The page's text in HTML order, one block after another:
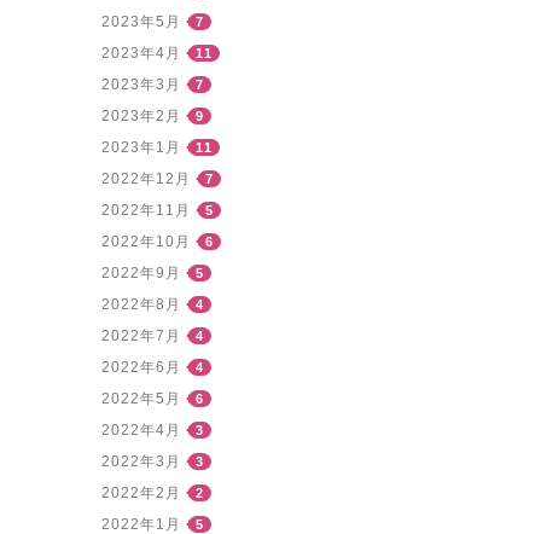
2023年5月 7
2023年4月 11
2023年3月 7
2023年2月 9
2023年1月 11
2022年12月 7
2022年11月 5
2022年10月 6
2022年9月 5
2022年8月 4
2022年7月 4
2022年6月 4
2022年5月 6
2022年4月 3
2022年3月 3
2022年2月 2
2022年1月 5